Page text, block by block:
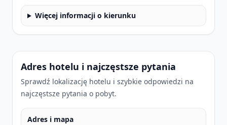
Więcej informacji o kierunku
Adres hotelu i najczęstsze pytania
Sprawdź lokalizację hotelu i szybkie odpowiedzi na
najczęstsze pytania o pobyt.
Adres i mapa